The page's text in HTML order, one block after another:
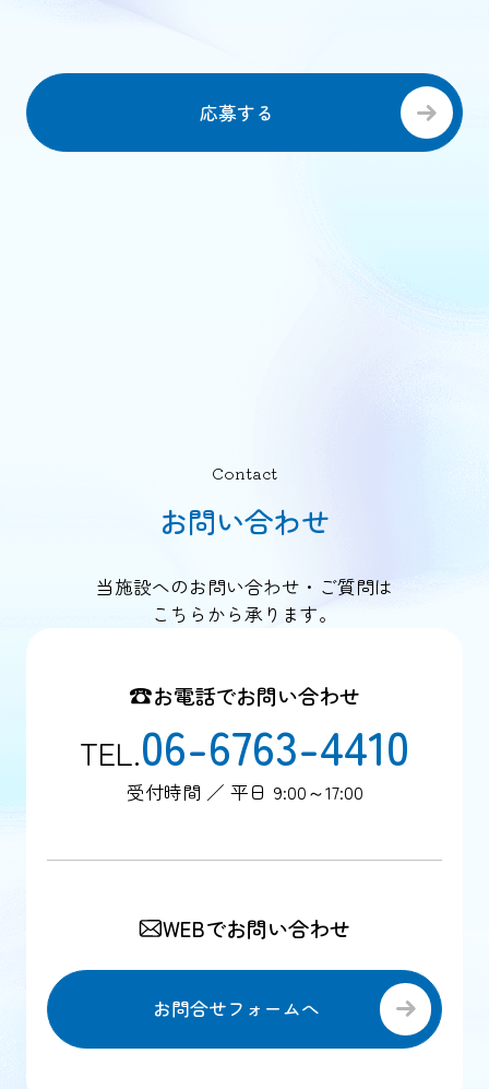
応募する
Contact
お問い合わせ
当施設へのお問い合わせ・ご質問は
こちらから承ります。
お電話でお問い合わせ
TEL.06-6763-4410
受付時間 ／ 平日 9:00～17:00
WEBでお問い合わせ
お問合せフォームへ